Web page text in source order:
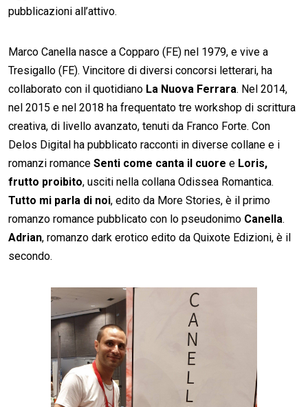
pubblicazioni all’attivo.
Marco Canella nasce a Copparo (FE) nel 1979, e vive a
Tresigallo (FE). Vincitore di diversi concorsi letterari, ha
collaborato con il quotidiano La Nuova Ferrara. Nel 2014,
nel 2015 e nel 2018 ha frequentato tre workshop di scrittura
creativa, di livello avanzato, tenuti da Franco Forte. Con
Delos Digital ha pubblicato racconti in diverse collane e i
romanzi romance Senti come canta il cuore e Loris,
frutto proibito, usciti nella collana Odissea Romantica.
Tutto mi parla di noi, edito da More Stories, è il primo
romanzo romance pubblicato con lo pseudonimo Canella.
Adrian, romanzo dark erotico edito da Quixote Edizioni, è il
secondo.